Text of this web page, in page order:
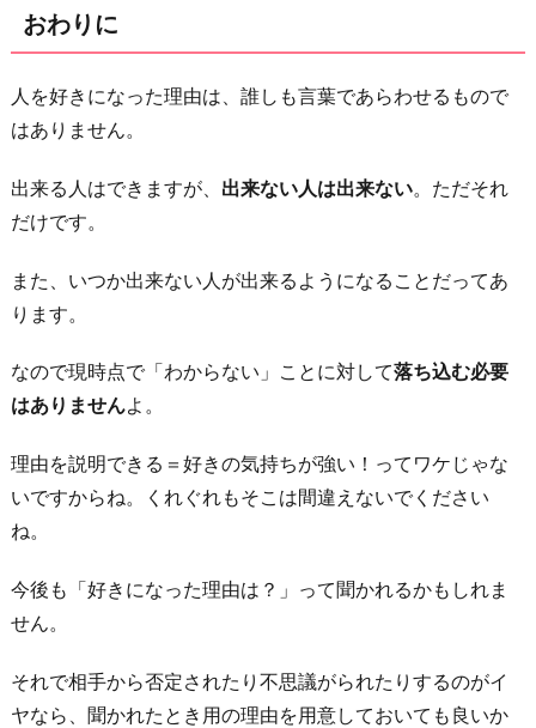
おわりに
人を好きになった理由は、誰しも言葉であらわせるもので
はありません。
出来る人はできますが、 出来ない人は出来ない。ただそれ
だけです。
また、いつか出来ない人が出来るようになることだってあ
ります。
なので現時点で「わからない」ことに対して落ち込む必要
はありませんよ。
理由を説明できる＝好きの気持ちが強い！ってワケじゃな
いですからね。くれぐれもそこは間違えないでください
ね。
今後も「好きになった理由は？」って聞かれるかもしれま
せん。
それで相手から否定されたり不思議がられたりするのがイ
ヤなら、聞かれたとき用の理由を用意しておいても良いか